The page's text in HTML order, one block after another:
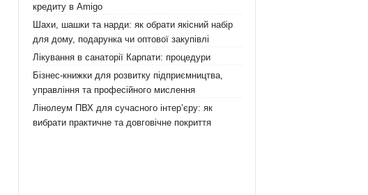
кредиту в Amigo
Шахи, шашки та нарди: як обрати якісний набір
для дому, подарунка чи оптової закупівлі
Лікування в санаторії Карпати: процедури
Бізнес-книжки для розвитку підприємництва,
управління та професійного мислення
Лінолеум ПВХ для сучасного інтер’єру: як
вибрати практичне та довговічне покриття